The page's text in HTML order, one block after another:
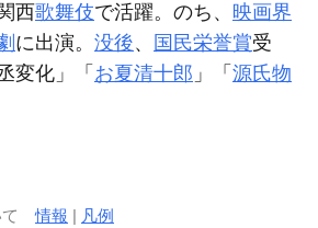
西歌舞伎で活躍。のち、 映画界
に出演。 没後、 国民栄誉賞受
変化」「 お夏清十郎 」「 源氏物
て情報 | 凡例